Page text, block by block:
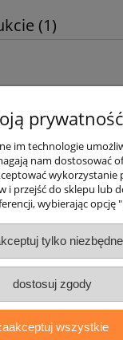
(1)
również
O firmie
Zamówienia
Moje konto
prywatność
im technologie
nam dostosować
wykorzystanie
i przejść do sklepu lub
wybierając opcję
tylko niezbędne
dostosuj zgody
wszystkie